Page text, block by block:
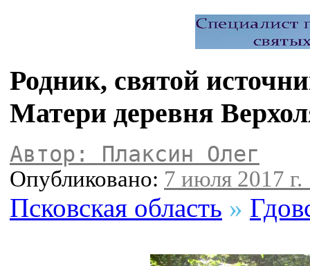
Родник, святой
Матери деревня
Автор: Плаксин Олег
Опубликовано: 7 июля 2017 г.
Псковская область »